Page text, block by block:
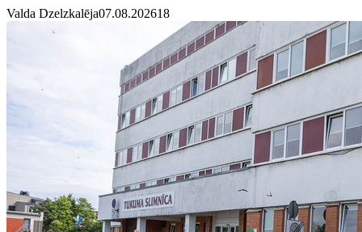
Valda Dzelzkalēja07.08.202618